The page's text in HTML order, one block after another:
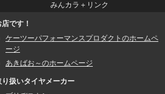
みんカラ＋リンク
店です！
ケーツーパフォーマンスプロダクトのホームペ
ージ
あきばお～のホームページ
り扱いタイヤメーカー